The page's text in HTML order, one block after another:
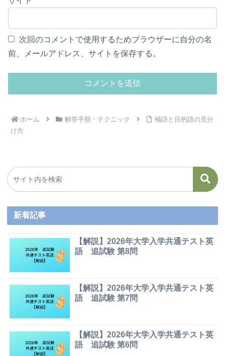
次回のコメントで使用するためブラウザーに自分の名
前、メールアドレス、サイトを保存する。
ホーム 解答手順・テクニック
補語と目的語の見分
け方
新着記事
【解説】2026年大学入学共通テスト英
語 追試験 第8問
【解説】2026年大学入学共通テスト英
語 追試験 第7問
【解説】2026年大学入学共通テスト英
語 追試験 第6問